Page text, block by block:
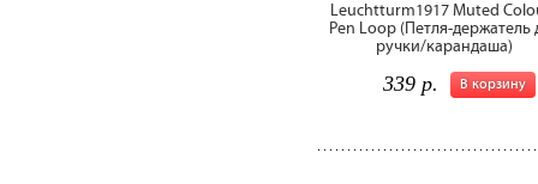
Leuchtturm1917 Muted
Pen Loop (Петля-держатель
ручки/карандаша)
В корзину
339 р.